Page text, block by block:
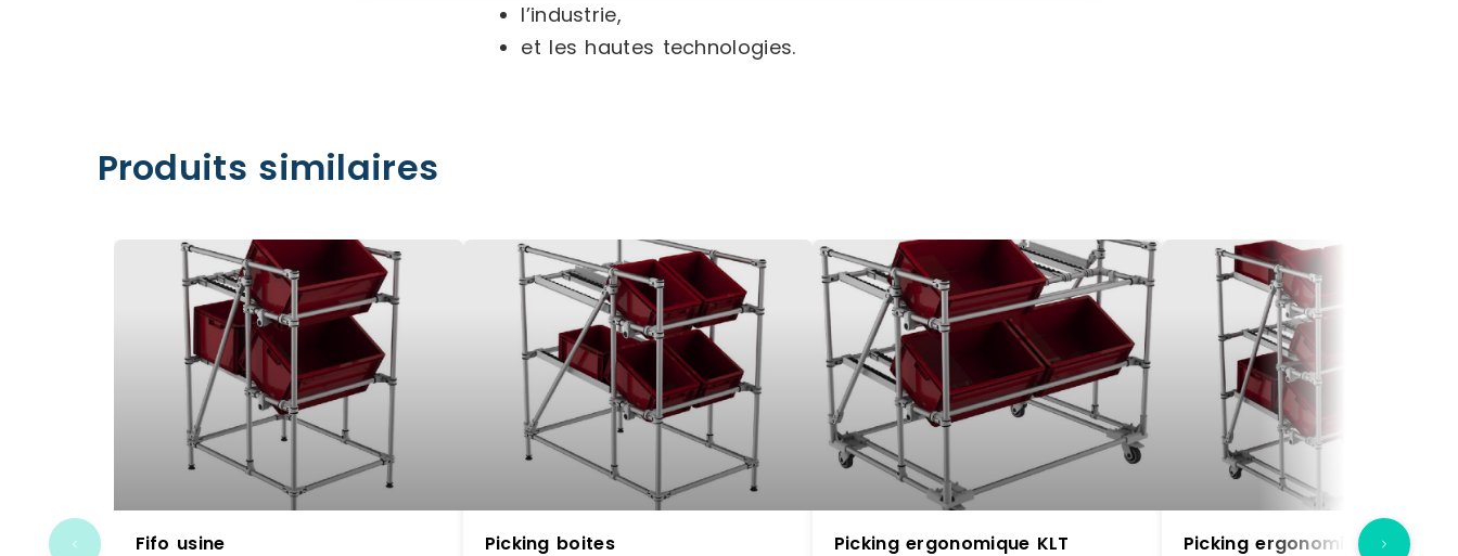
l’industrie,
et les hautes technologies.
Produits similaires
Fifo usine Picking boites Picking ergonomique KLT Picking ergonomique FIFO